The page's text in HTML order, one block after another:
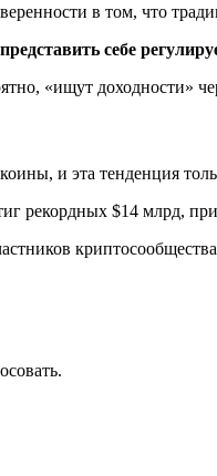
в том, что
себе
«ищут доходности»
и эта тенденция
рекордных $14 млрд,